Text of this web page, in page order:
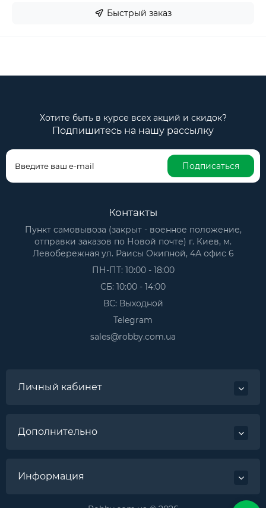
Быстрый заказ
Хотите быть в курсе всех акций и скидок?
Подпишитесь на нашу рассылку
Подписаться
Контакты
Пункт самовывоза (закрыт - военное положение,
отправки заказов по Новой почте) г. Киев, м.
Левобережная ул. Раисы Окипной, 4А офис 6
ПН-ПТ: 10:00 - 18:00
СБ: 10:00 - 14:00
ВС: Выходной
Telegram
sales@robby.com.ua
Личный кабинет
Дополнительно
Информация